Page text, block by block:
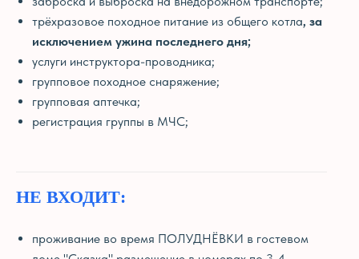
трёхразовое походное питание из общего котла, за
исключением ужина последнего дня;
услуги инструктора-проводника;
групповое походное снаряжение;
групповая аптечка;
регистрация группы в МЧС;
НЕ ВХОДИТ:
проживание во время ПОЛУДНЁВКИ в гостевом